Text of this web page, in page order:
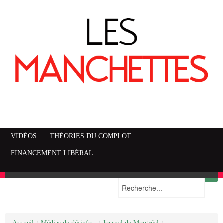
VIDÉOS THÉORIES DU COMPLOT
FINANCEMENT LIBÉRAL